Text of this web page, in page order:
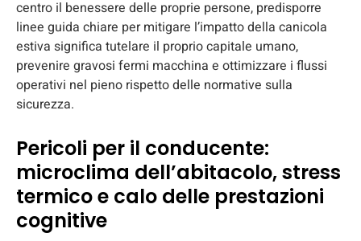
centro il benessere delle proprie persone, predisporre
linee guida chiare per mitigare l’impatto della canicola
estiva significa tutelare il proprio capitale umano,
prevenire gravosi fermi macchina e ottimizzare i flussi
operativi nel pieno rispetto delle normative sulla
sicurezza.
Pericoli per il conducente:
microclima dell’abitacolo, stress
termico e calo delle prestazioni
cognitive